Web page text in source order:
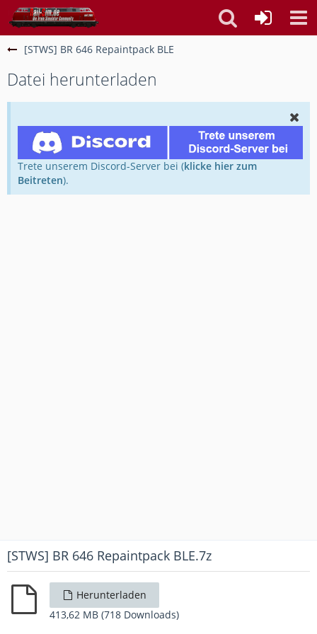
[STWS] BR 646 Repaintpack BLE
Datei herunterladen
Trete unserem Discord-Server bei (klicke hier zum
Beitreten).
[STWS] BR 646 Repaintpack BLE.7z
Herunterladen
413,62 MB (718 Downloads)